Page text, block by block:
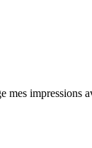
mes impressions